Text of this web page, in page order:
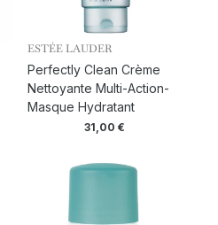
ESTÉE LAUDER
Perfectly Clean Crème
Nettoyante Multi-Action-
Masque Hydratant
31,00€